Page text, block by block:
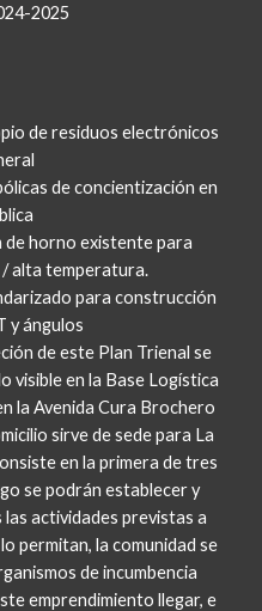
2025
de residuos electrónicos
de concientización en
horno existente para
alta temperatura.
para construcción
y ángulos
de este Plan Trienal se
visible en la Base Logística
la Avenida Cura Brochero
sirve de sede para La
en la primera de tres
se podrán establecer y
actividades previstas a
permitan, la comunidad se
de incumbencia
emprendimiento llegar, e